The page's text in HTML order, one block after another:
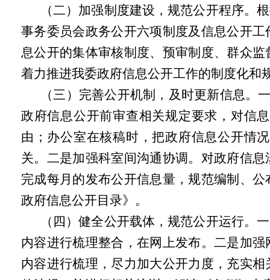
（二）加强制度建设，规范公开程序。
事务委员会政务公开六项制度及信息公开
息公开的集体审核制度、预审制度、群众
着力推进我委政府信息公开工作的制度化和
（三）完善公开机制，及时更新信息
政府信息公开前审查相关规定要求，对信
由；办公室在核稿时，把政府信息公开情
关。二是加强科室间沟通协调。对政府信
完成每月的发布公开信息量，规范编制、
政府信息公开目录》。
（四）健全公开载体，规范公开运行。
内容进行梳理整合，在网上发布。二是加
内容进行梳理，尽力加大公开力度，充实